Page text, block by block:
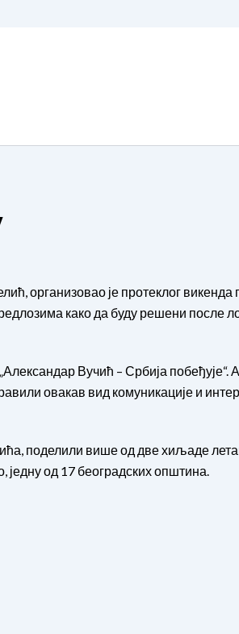
организовао је протеклог викенда
како да буду решени после
Вучић – Србија побеђује“.
овакав вид комуникације и
поделили више од две хиљаде
од 17 београдских општина.